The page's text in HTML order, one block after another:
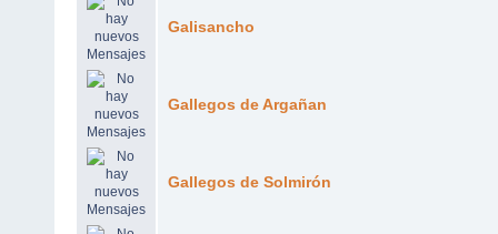
Galisancho
Gallegos de Argañan
Gallegos de Solmirón